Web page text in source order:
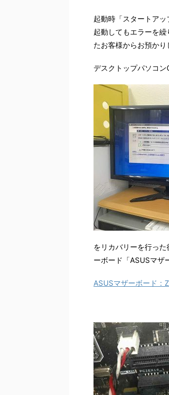
起動時「スタートア
起動してもエラーを
たお客様からお預かり
デスクトップパソコ
をリカバリーを行っ
ーボード「ASUSマザ
ASUSマザーボード：